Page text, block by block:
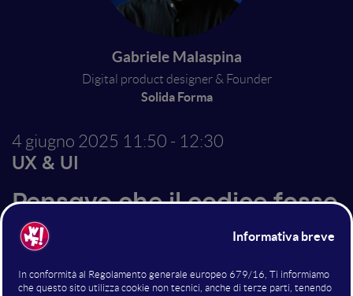
Gabriele Malaspina
Digital product designer & Founder
Solida Forma
4 giugno 2025 11:50 - 12:30
UX & UI
Pensavo che il codice fosse
roba da developer
Progettare interfacce non è più solo disegnare. È
esplorare, costruire, dare forma a ciò che prima